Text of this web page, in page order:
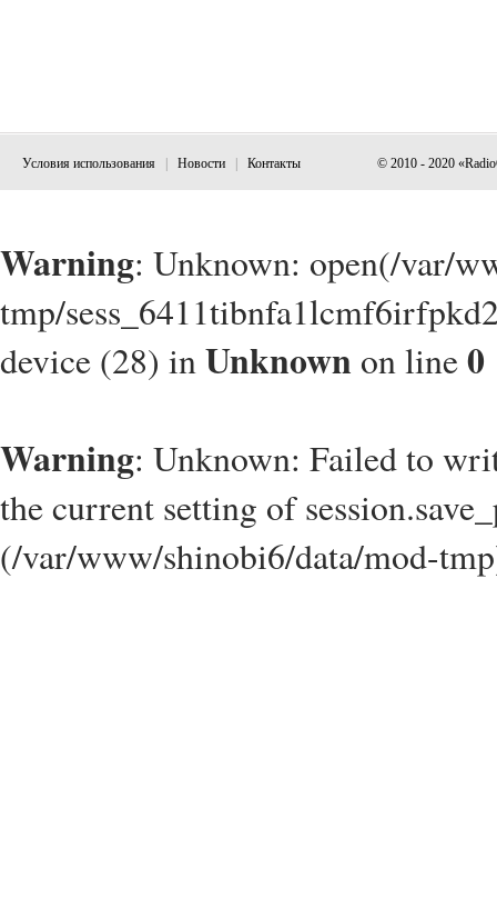
Условия использования Новости Контакты © 2010 - 2020
Warning: Unknown: open(/var/
tmp/
device (28) inUnknown on line0
Warning: Unknown: Failed to
the current setting of
(/var/www/shinobi6/data/mod-